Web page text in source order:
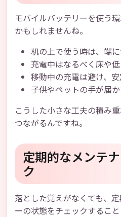
モバイルバッテリーを使う
かもしれませんね。
机の上で使う時は、端
充電中はなるべく床や
移動中の充電は避け、
子供やペットの手が届
こうした小さな工夫の積み
つながるんですね。
定期的なメンテ
ク
落とした覚えがなくても、
ーの状態をチェックするこ